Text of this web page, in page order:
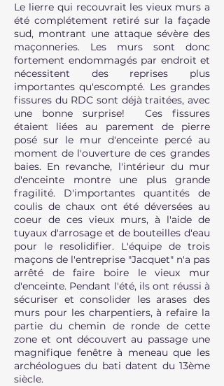
Le lierre qui recouvrait les vieux murs a
été complétement retiré sur la façade
sud, montrant une attaque sévère des
maçonneries. Les murs sont donc
fortement endommagés par endroit et
nécessitent des reprises plus
importantes qu'escompté. Les grandes
fissures du RDC sont déjà traitées, avec
une bonne surprise! Ces fissures
étaient liées au parement de pierre
posé sur le mur d'enceinte percé au
moment de l'ouverture de ces grandes
baies. En revanche, l'intérieur du mur
d'enceinte montre une plus grande
fragilité. D'importantes quantités de
coulis de chaux ont été déversées au
coeur de ces vieux murs, à l'aide de
tuyaux d'arrosage et de bouteilles d'eau
pour le resolidifier. L'équipe de trois
maçons de l'entreprise "Jacquet" n'a pas
arrêté de faire boire le vieux mur
d'enceinte. Pendant l'été, ils ont réussi à
sécuriser et consolider les arases des
murs pour les charpentiers, à refaire la
partie du chemin de ronde de cette
zone et ont découvert au passage une
magnifique fenêtre à meneau que les
archéologues du bati datent du 13ème
siècle.